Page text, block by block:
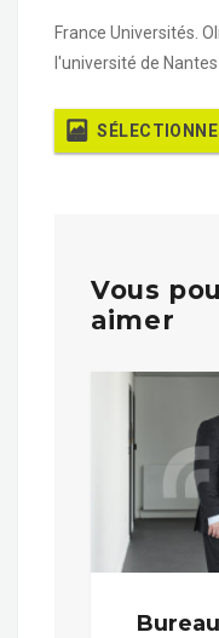
France Universités.
l'université de Nantes
Vous
aimer